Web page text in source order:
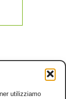
utilizziamo